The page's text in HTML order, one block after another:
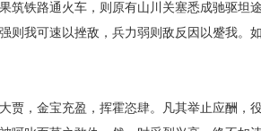
筑铁路通火车，则原有山川关塞悉成驰驱坦
则我可速以挫敌，兵力弱则敌反因以蹙我。
贾，金宝充盈，挥霍恣肆。凡其举止应酬，